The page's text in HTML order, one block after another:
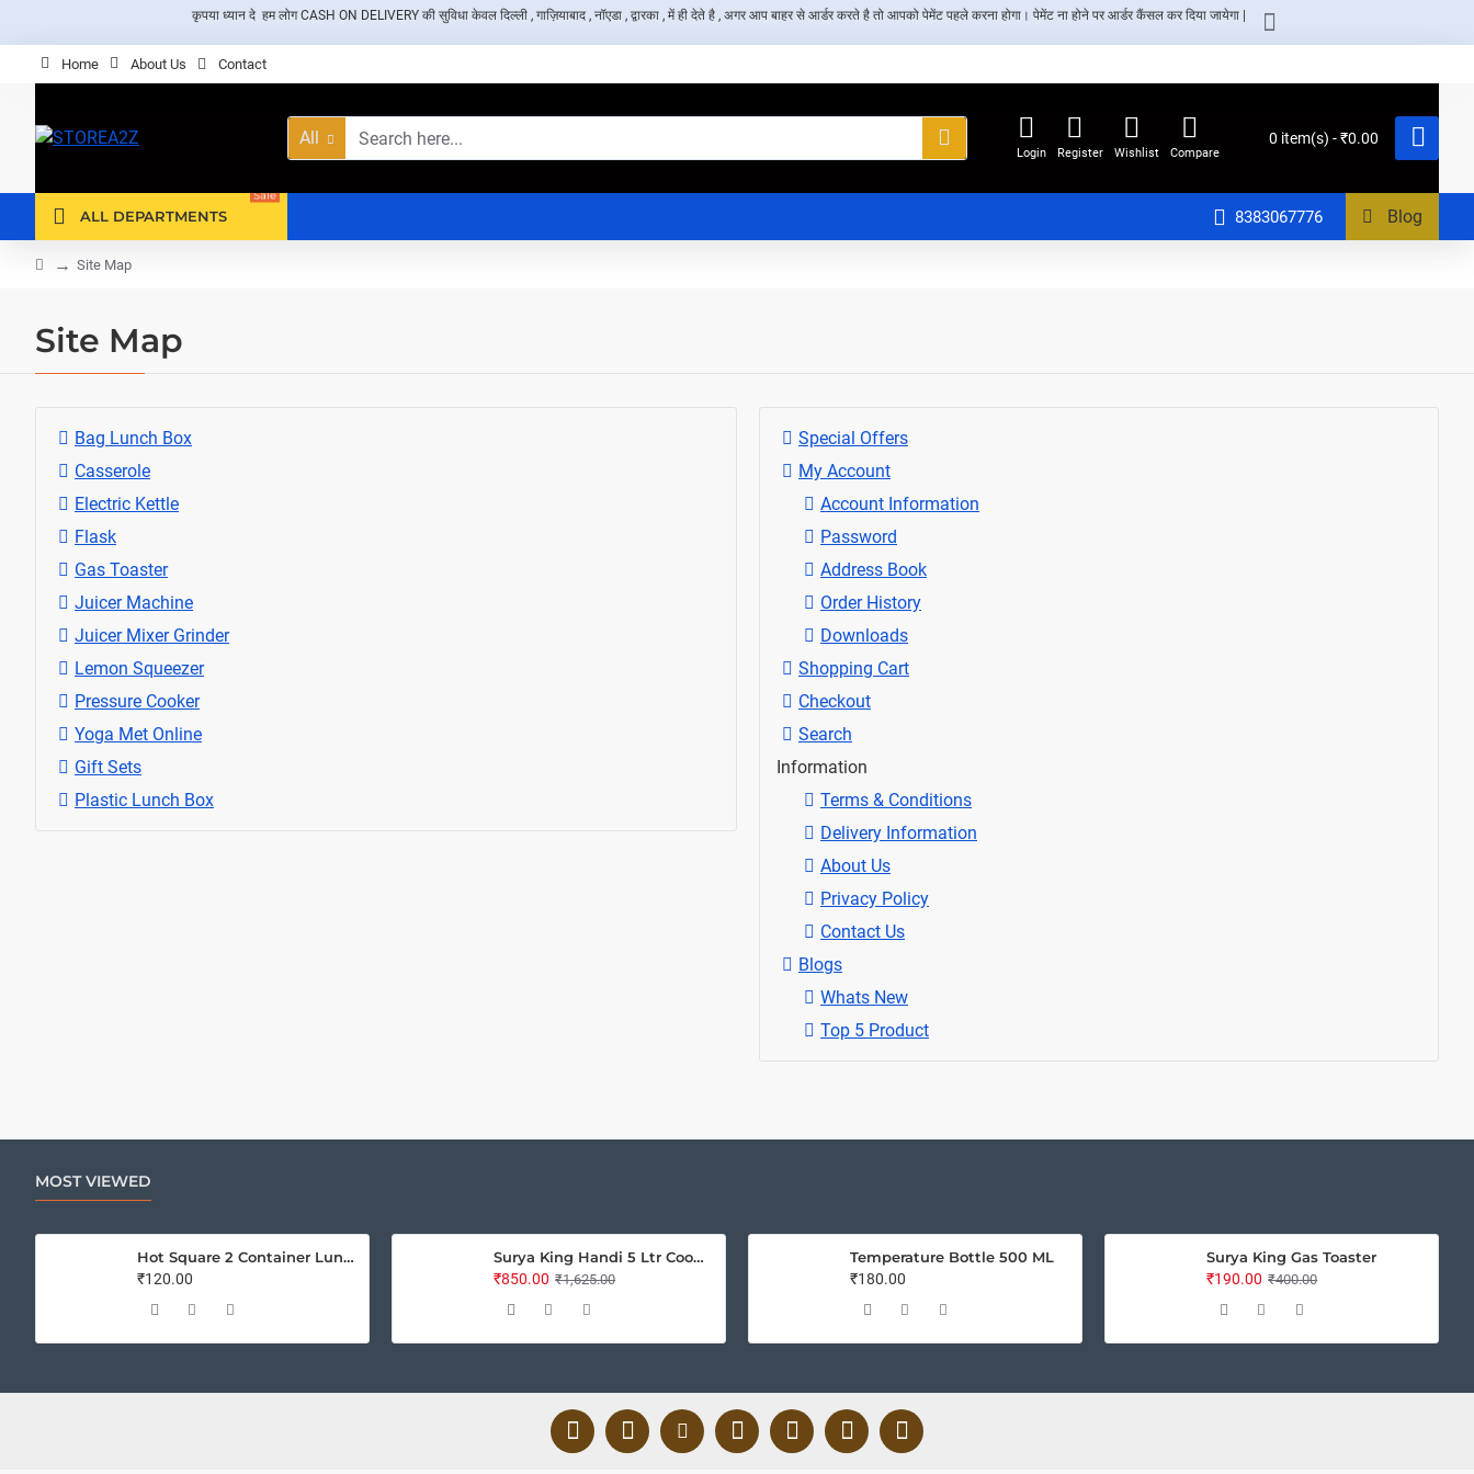
कृपया ध्यान दे हम लोग CASH ON DELIVERY की सुविधा केवल दिल्ली , गाज़ियाबाद , नॉएडा , द्वारका , में ही देते है , अगर आप बाहर से आर्डर करते है तो आपको पेमेंट पहले करना होगा। पेमेंट ना होने पर आर्डर कैंसल कर दिया जायेगा |
Home About Us Contact
All
Search
Login Register Wishlist Compare
0 item(s) - ₹0.00
ALL DEPARTMENTS
Sale
8383067776 Blog
Site Map
homeSite Map
Bag Lunch Box
Casserole
Electric Kettle
Flask
Gas Toaster
Juicer Machine
Juicer Mixer Grinder
Lemon Squeezer
Pressure Cooker
Yoga Met Online
Gift Sets
Plastic Lunch Box
Special Offers
My Account
Account Information
Password
Address Book
Order History
Downloads
Shopping Cart
Checkout
Search
Information
Terms & Conditions
Delivery Information
About Us
Privacy Policy
Contact Us
Blogs
Whats New
Top 5 Product
MOST VIEWED
Hot Square 2 Container Lunch Box
₹120.00
Surya King Handi 5 Ltr Cooker
₹850.00 ₹1,625.00
Temperature Bottle 500 ML
₹180.00
Surya King Gas Toaster
₹190.00 ₹400.00